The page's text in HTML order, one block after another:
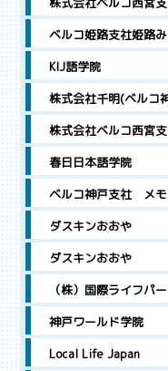
ベルコ姫路支社姫路
KIJ語学院
株式会社千明(ベルコ
株式会社ベルコ西宮
春日日本語学院
ベルコ神戸支社 メ
ダスキンおおや
ダスキンおおや
（株）国際ライフパ
神戸ワールド学院
Local Life Japan